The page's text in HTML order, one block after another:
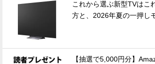
これから選ぶ新型TVはこ
方と、2026年夏の一押し
【抽選で5,000円分】